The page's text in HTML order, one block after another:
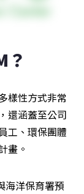
？
樣性方式非常
還涵蓋至公司
工、環保團體
畫。
海洋保育署預